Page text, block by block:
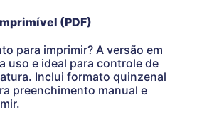
(PDF)
para imprimir? A versão em
uso e ideal para controle de
Inclui formato quinzenal
preenchimento manual e